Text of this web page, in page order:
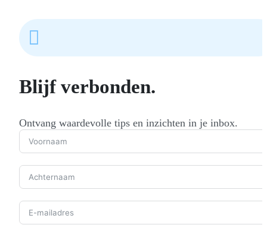

Blijf verbonden.
Ontvang waardevolle tips en inzichten in je inbox.